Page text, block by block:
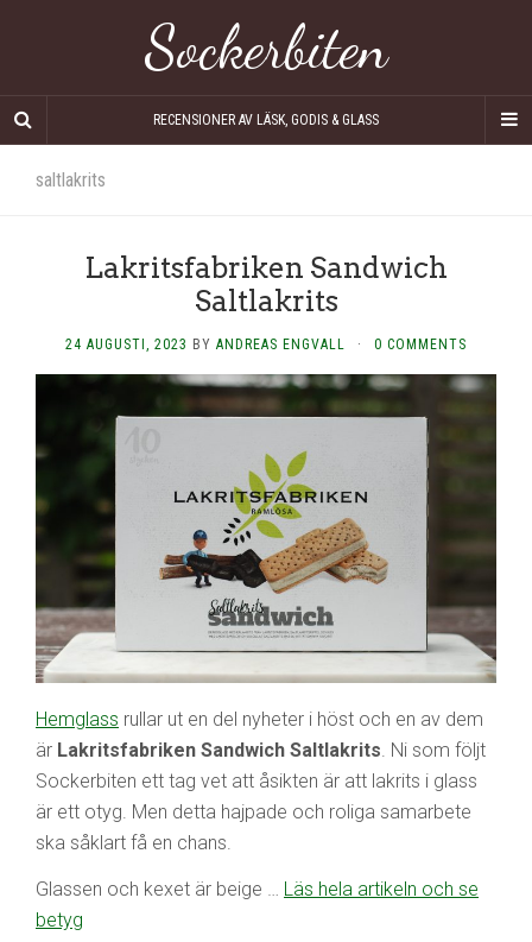
Sockerbiten
RECENSIONER AV LÄSK, GODIS & GLASS
saltlakrits
Lakritsfabriken Sandwich
Saltlakrits
24 AUGUSTI, 2023 BY ANDREAS ENGVALL · 0 COMMENTS
Hemglass rullar ut en del nyheter i höst och en av dem
är Lakritsfabriken Sandwich Saltlakrits . Ni som följt
Sockerbiten ett tag vet att åsikten är att lakrits i glass
är ett otyg. Men detta hajpade och roliga samarbete
ska såklart få en chans.
Glassen och kexet är beige … Läs hela artikeln och se
betyg